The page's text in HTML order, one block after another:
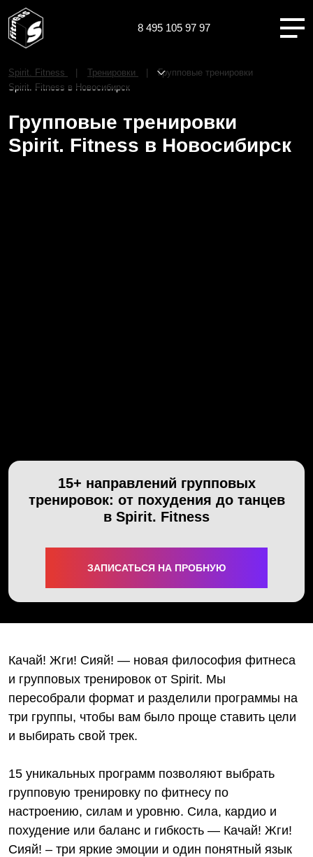
8 495 105 97 97
Новосибирск
О НАС
Spirit. Fitness Тренировки
Групповые тренировки
Spirit. Fitness в Новосибирск
Групповые тренировки
Spirit. Fitness в Новосибирск
15+ направлений групповых
тренировок: от похудения до танцев
в Spirit. Fitness
ЗАПИСАТЬСЯ НА ПРОБНУЮ
Качай! Жги! Сияй! — новая философия фитнеса
и групповых тренировок от Spirit. Мы
пересобрали формат и разделили программы на
три группы, чтобы вам было проще ставить цели
и выбирать свой трек.
15 уникальных программ позволяют выбрать
групповую тренировку по фитнесу по
настроению, силам и уровню. Сила, кардио и
похудение или баланс и гибкость — Качай! Жги!
Сияй! – три яркие эмоции и один понятный язык